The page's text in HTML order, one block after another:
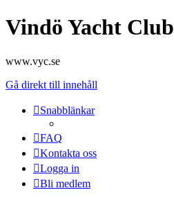
Vindö Yacht Club
www.vyc.se
Gå direkt till innehåll
Snabblänkar
FAQ
Kontakta oss
Logga in
Bli medlem